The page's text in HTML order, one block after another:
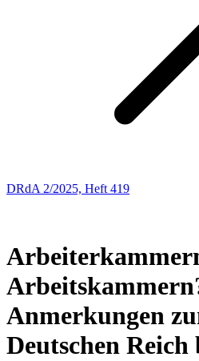
DRdA 2/2025, Heft 419
Anmerkungen
Deutschen Reich